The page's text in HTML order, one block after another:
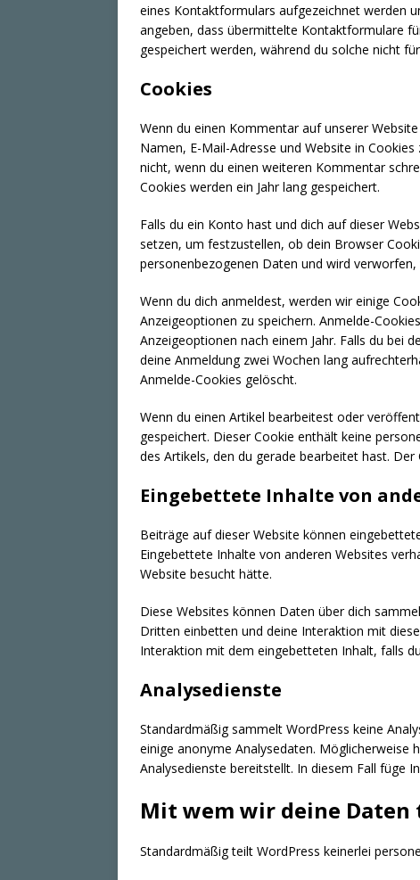
eines Kontaktformulars aufgezeichnet werden
angeben, dass übermittelte Kontaktformulare
gespeichert werden, während du solche nicht
Cookies
Wenn du einen Kommentar auf unserer
Namen, E-Mail-Adresse und Website in
nicht, wenn du einen weiteren Kommentar
Cookies werden ein Jahr lang gespeichert.
Falls du ein Konto hast und dich auf dieser
setzen, um festzustellen, ob dein Browser
personenbezogenen Daten und wird
Wenn du dich anmeldest, werden wir einige
Anzeigeoptionen zu speichern. Anmelde-
Anzeigeoptionen nach einem Jahr. Falls du bei
deine Anmeldung zwei Wochen lang
Anmelde-Cookies gelöscht.
Wenn du einen Artikel bearbeitest oder
gespeichert. Dieser Cookie enthält keine
des Artikels, den du gerade bearbeitet hast.
Eingebettete Inhalte von
Beiträge auf dieser Website können
Eingebettete Inhalte von anderen Websites
Website besucht hätte.
Diese Websites können Daten über dich
Dritten einbetten und deine Interaktion mit
Interaktion mit dem eingebetteten Inhalt, falls
Analysedienste
Standardmäßig sammelt WordPress keine
einige anonyme Analysedaten. Möglicherweise
Analysedienste bereitstellt. In diesem Fall füge
Mit wem wir deine Daten
Standardmäßig teilt WordPress keinerlei